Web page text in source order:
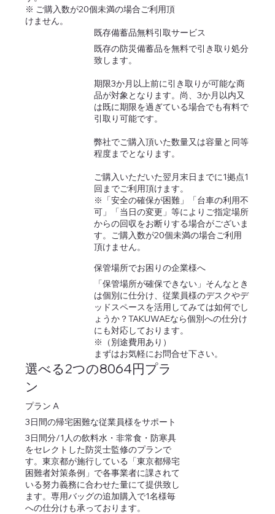
※ ご購入数が20個未満の場合ご利用頂
けません。
既存備蓄品無料引取サービス
既存の防災備蓄品を無料で引き取り処分
致します。
期限3か月以上前に引き取りが可能な商
品が対象となります。尚、3か月以内又
は既に期限を過ぎている場合でも有料で
引取り可能です。
弊社でご購入頂いた数量又は容量と同等
程度までとなります。
ご購入いただいた翌月末日までに1拠点1
回までご利用頂けます。
※「安全の確保が困難」「台車の利用不
可」「当日の変更」等によりご指定場所
からの回収をお断りする場合がございま
す。ご購入数が20個未満の場合ご利用
頂けません。
保管場所でお困りの企業様へ
「保管場所が確保できない」そんなとき
は個別に仕分け、従業員様のデスクやデ
ッドスペースを活用してみては如何でし
ょうか？TAKUWAEなら個別への仕分け
にも対応しております。
※（別途費用あり）
まずはお気軽にお問合せ下さい。
選べる2つの8064円プラ
ン
プラン A
3日間の帰宅困難な従業員様をサポート
3日間分/1人の飲料水・非常食・防寒具
をセレクトした防災士監修のプランで
す。東京都が施行している「東京都帰宅
困難者対策条例」で各事業者に課されて
いる努力義務に合わせた量にて提供致し
ます。専用バッグの追加購入で1名様毎
への仕分けも承っております。